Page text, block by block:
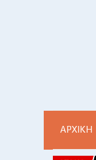
ΑΡΧΙΚΗ